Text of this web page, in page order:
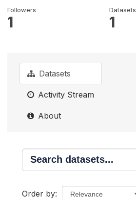
Followers
1
Datasets
1
Datasets
Activity Stream
About
Order by